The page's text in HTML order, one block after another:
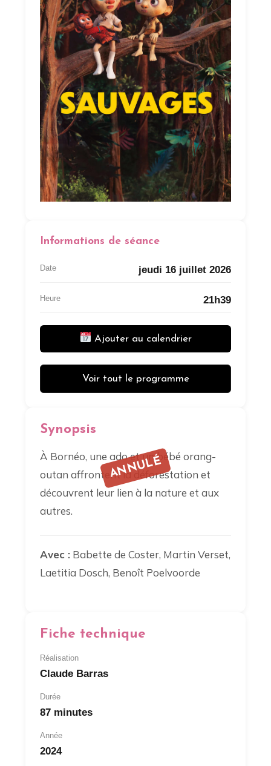
ANNULÉ
Informations de séance
Date jeudi 16 juillet 2026
Heure 21h39
Ajouter au calendrier
Voir tout le programme
Synopsis
À Bornéo, une ado et un bébé orang-
outan affrontent la déforestation et
découvrent leur lien à la nature et aux
autres.
Avec : Babette de Coster, Martin Verset,
Laetitia Dosch, Benoît Poelvoorde
Fiche technique
Réalisation
Claude Barras
Durée
87 minutes
Année
2024